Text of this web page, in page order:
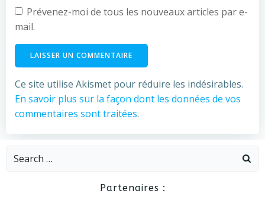
Prévenez-moi de tous les nouveaux articles par e-
mail.
Ce site utilise Akismet pour réduire les indésirables.
En savoir plus sur la façon dont les données de vos
commentaires sont traitées.
Search
Partenaires :